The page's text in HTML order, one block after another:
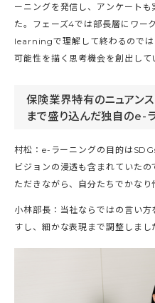
ーニングを発信し、アンケート
た。フェーズ4では部長層にワー
learningで理解して終わるので
可能性を描く思考機会を創出して
保険業界特有のニュアン
まで盛り込んだ独自のe-
村松：e-ラーニングの目的は
ビジョンの浸透も含まれていた
ただきながら、自分たちでかなり
小林部長：当社ならではの言い
すし、細かな表現まで調整しまし